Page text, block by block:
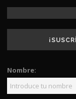
Nombre: